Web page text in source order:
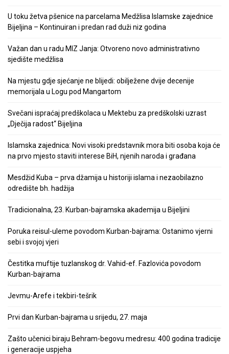
U toku žetva pšenice na parcelama Medžlisa Islamske zajednice
Bijeljina – Kontinuiran i predan rad duži niz godina
Važan dan u radu MIZ Janja: Otvoreno novo administrativno
sjedište medžlisa
Na mjestu gdje sjećanje ne blijedi: obilježene dvije decenije
memorijala u Logu pod Mangartom
Svečani ispraćaj predškolaca u Mektebu za predškolski uzrast
„Dječija radost“ Bijeljina
Islamska zajednica: Novi visoki predstavnik mora biti osoba koja će
na prvo mjesto staviti interese BiH, njenih naroda i građana
Mesdžid Kuba – prva džamija u historiji islama i nezaobilazno
odredište bh. hadžija
Tradicionalna, 23. Kurban-bajramska akademija u Bijeljini
Poruka reisul-uleme povodom Kurban-bajrama: Ostanimo vjerni
sebi i svojoj vjeri
Čestitka muftije tuzlanskog dr. Vahid-ef. Fazlovića povodom
Kurban-bajrama
Jevmu-Arefe i tekbiri-tešrik
Prvi dan Kurban-bajrama u srijedu, 27. maja
Zašto učenici biraju Behram-begovu medresu: 400 godina tradicije
i generacije uspjeha